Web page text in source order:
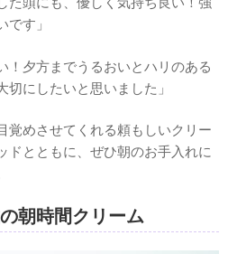
す」
！夕方までうるおいとハリのある
にしたいと思いました」
覚めさせてくれる頼もしいクリー
ドとともに、ぜひ朝のお手入れに
朝時間クリーム